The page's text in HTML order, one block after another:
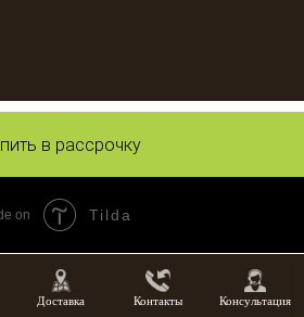
Доставка Контакты Консультация
в рассрочку
on Tilda